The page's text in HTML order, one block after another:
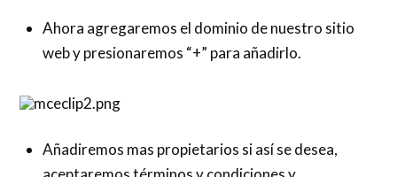
Ahora agregaremos el dominio de nuestro sitio
web y presionaremos “+” para añadirlo.
Añadiremos mas propietarios si así se desea,